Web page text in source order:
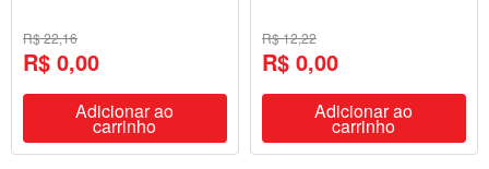
R$ 22,16
R$ 0,00
Adicionar ao
carrinho
R$ 12,22
R$ 0,00
Adicionar ao
carrinho